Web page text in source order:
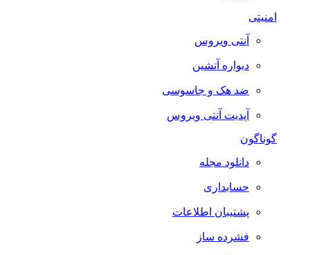
امنیتی
آنتی ویروس
دیواره آتشین
ضد هک و جاسوسی
آپدیت آنتی ویروس
گوناگون
دانلود مجله
حسابداری
پشتیبان اطلاعات
فشرده ساز